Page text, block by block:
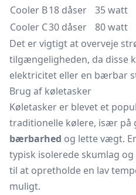
Cooler B18 dåser
35 watt
Cooler C30 dåser
80 watt
Det er vigtigt at overveje
tilgængeligheden, da disse
elektricitet eller en bærbar
Brug af køletasker
Køletasker er blevet et
traditionelle kølere, især på
bærbarhed og lette vægt.
typisk isolerede skumlag
til at opretholde en lav
muligt.